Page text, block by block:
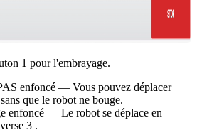
1 pour l'embrayage.
enfoncé — Vous pouvez déplacer
que le robot ne bouge.
enfoncé — Le robot se déplace en
3 .